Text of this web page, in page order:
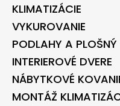
KLIMATIZÁCIE
VYKUROVANIE
PODLAHY A PLOŠNÝ
INTERIEROVÉ DVERE
NÁBYTKOVÉ
MONTÁŽ